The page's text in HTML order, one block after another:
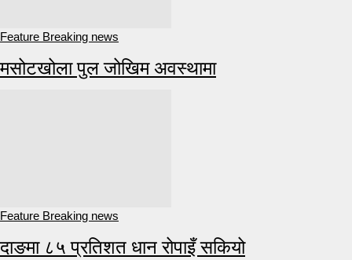
Feature Breaking news
मसोटखोला पुल जोखिम अवस्थामा
Feature Breaking news
दाङमा ८५ प्रतिशत धान रोपाइँ सकियो